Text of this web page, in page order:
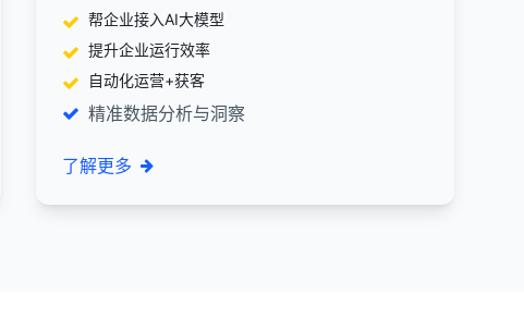
帮企业接入AI大模型
提升企业运行效率
自动化运营+获客
精准数据分析与洞察
了解更多